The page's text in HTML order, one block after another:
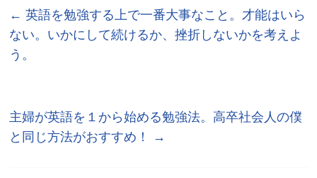
← 英語を勉強する上で一番大事なこと。才能はいら
ない。いかにして続けるか、挫折しないかを考えよ
う。
主婦が英語を１から始める勉強法。高卒社会人の僕
と同じ方法がおすすめ！
→